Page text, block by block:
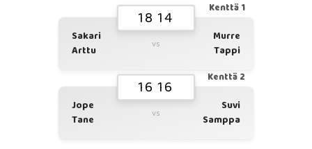
Kenttä 1
18 14
Sakari
Arttu
vs
Murre
Tappi
Kenttä 2
16 16
Jope
Tane
vs
Suvi
Samppa